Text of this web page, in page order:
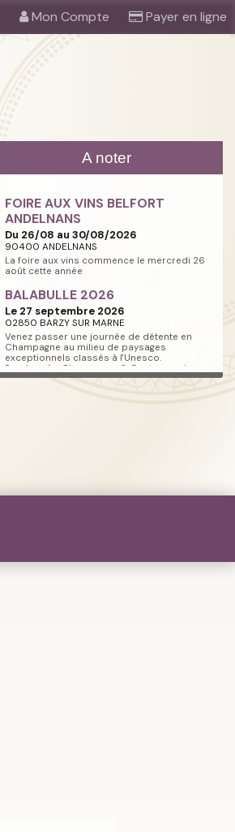
Mon Compte Payer en ligne
A noter
FOIRE AUX VINS BELFORT
ANDELNANS
Du 26/08 au 30/08/2026
90400 ANDELNANS
La foire aux vins commence le mercredi 26
août cette année
BALABULLE 2026
Le 27 septembre 2026
02850 BARZY SUR MARNE
Venez passer une journée de détente en
Champagne au milieu de paysages
exceptionnels classés à l'Unesco.
Randonnée, Champagne & Gastronomie au
RDV.